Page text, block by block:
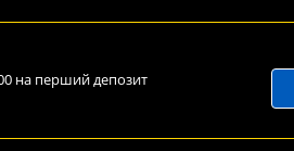
на перший депозит